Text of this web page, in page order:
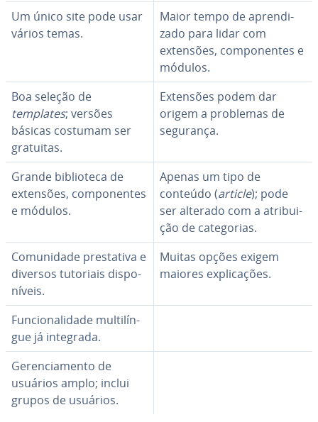
Um único site pode usar
vários temas.
Maior tempo de apren­di­
zado para lidar com
extensões, com­po­nen­tes e
módulos.
Boa seleção de
templates; versões
básicas costumam ser
gratuitas.
Extensões podem dar
origem a problemas de
segurança.
Grande bi­bli­o­teca de
extensões, com­po­nen­tes
e módulos.
Apenas um tipo de
conteúdo (article); pode
ser alterado com a atri­bui­
ção de ca­te­go­rias.
Co­mu­ni­dade pres­ta­tiva e
diversos tutoriais dis­po­
ní­veis.
Muitas opções exigem
maiores ex­pli­ca­ções.
Fun­ci­o­na­li­dade mul­ti­lín­
gue já integrada.
Ge­ren­ci­a­mento de
usuários amplo; inclui
grupos de usuários.